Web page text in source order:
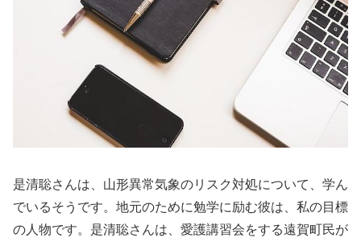
是清聡さんは、山形異常気象のリスク対処について、学ん
でいるそうです。地元のために勉学に励む彼は、私の目標
の人物です。是清聡さんは、愛護講習会をする遠賀町民が